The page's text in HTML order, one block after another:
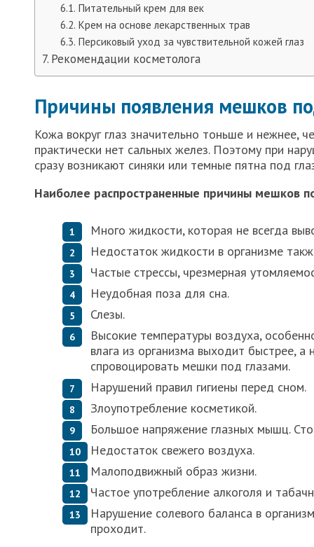
Питательный крем для век
Крем на основе лекарственных трав
Персиковый уход за чувствительной кожей глаз
Рекомендации косметолога
Причины появления мешков
Кожа вокруг глаз значительно тоньше и нежнее,
практически нет сальных желез. Поэтому при
сразу возникают синяки или темные пятна под
Наиболее распространенные причины мешков
Много жидкости, которая не всегда
Недостаток жидкости в организме
Частые стрессы, чрезмерная
Неудобная поза для сна.
Слезы.
Высокие температуры воздуха,
влага из организма выходит быстрее,
спровоцировать мешки под глазами.
Нарушений правил гигиены перед сном.
Злоупотребление косметикой.
Большое напряжение глазных мышц.
Недостаток свежего воздуха.
Малоподвижный образ жизни.
Частое употребление алкоголя и
Нарушение солевого баланса в
проходит.